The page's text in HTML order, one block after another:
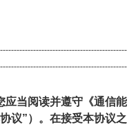
当阅读并遵守《通信能
议”）。在接受本协议之